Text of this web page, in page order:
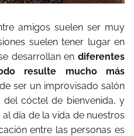
amigos suelen ser muy
suelen tener lugar en
desarrollan en diferentes
resulte mucho más
ser un improvisado salón
cóctel de bienvenida, y
día de la vida de nuestros
entre las personas es